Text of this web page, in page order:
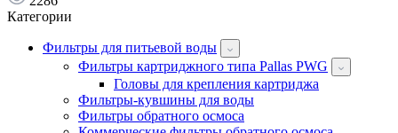
Категории
Фильтры для питьевой воды
Фильтры картриджного типа Pallas PWG
Головы для крепления картриджа
Фильтры-кувшины для воды
Фильтры обратного осмоса